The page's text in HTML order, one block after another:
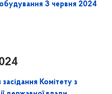
3 червня 2024
Комітету з